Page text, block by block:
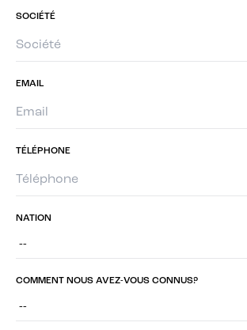
SOCIÉTÉ
EMAIL
TÉLÉPHONE
NATION
COMMENT NOUS AVEZ-VOUS CONNUS?